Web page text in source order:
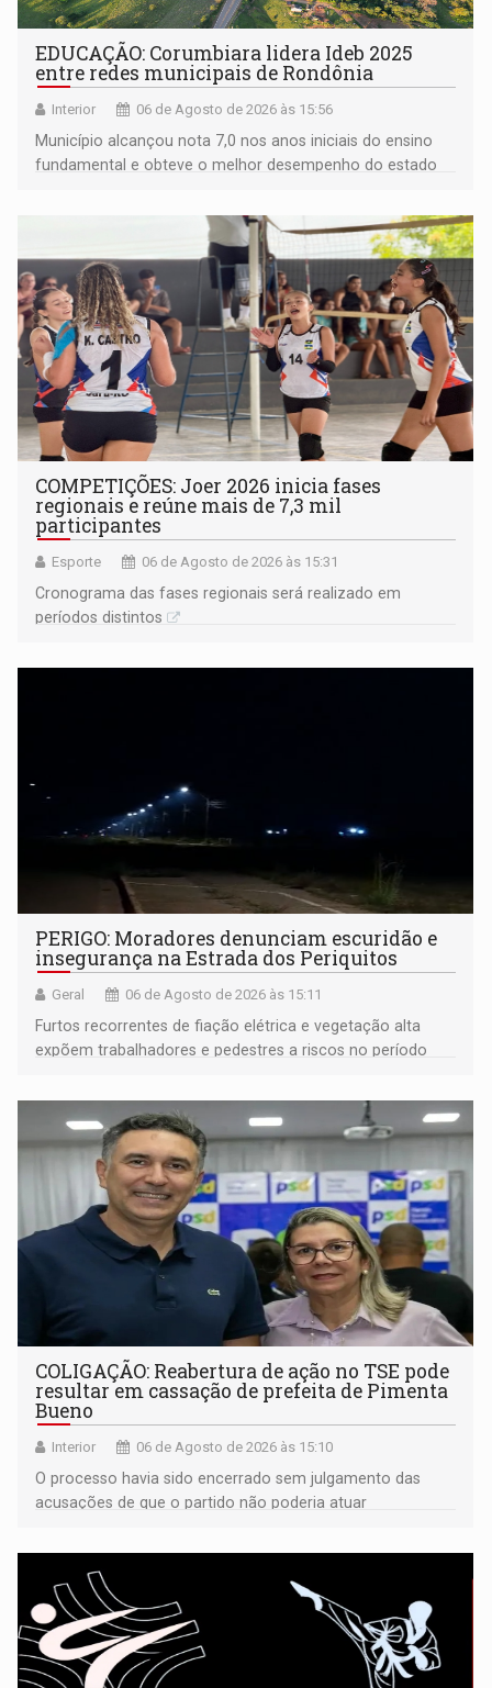
EDUCAÇÃO: Corumbiara lidera Ideb 2025
entre redes municipais de Rondônia
Interior 06 de Agosto de 2026 às 15:56
Município alcançou nota 7,0 nos anos iniciais do ensino
fundamental e obteve o melhor desempenho do estado
COMPETIÇÕES: Joer 2026 inicia fases
regionais e reúne mais de 7,3 mil
participantes
Esporte 06 de Agosto de 2026 às 15:31
Cronograma das fases regionais será realizado em
períodos distintos
PERIGO: Moradores denunciam escuridão e
insegurança na Estrada dos Periquitos
Geral 06 de Agosto de 2026 às 15:11
Furtos recorrentes de fiação elétrica e vegetação alta
expõem trabalhadores e pedestres a riscos no período
COLIGAÇÃO: Reabertura de ação no TSE pode
resultar em cassação de prefeita de Pimenta
Bueno
Interior 06 de Agosto de 2026 às 15:10
O processo havia sido encerrado sem julgamento das
acusações de que o partido não poderia atuar